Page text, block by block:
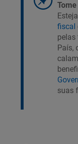
fiscal
pelas
País,
suas